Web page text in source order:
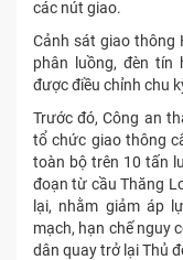
các nút giao.
Cảnh sát giao thông
phân luồng, đèn tín
được điều chỉnh chu
Trước đó, Công an
tổ chức giao thông
toàn bộ trên 10 tấn
đoạn từ cầu Thăng
lại, nhằm giảm áp
mạch, hạn chế nguy
dân quay trở lại Thủ